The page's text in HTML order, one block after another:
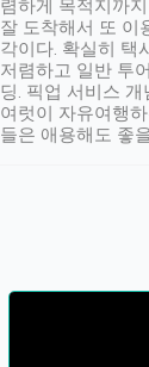
렴하게 목적지까지
잘 도착해서 또 이
각이다. 확실히 택
저렴하고 일반 투
딩. 픽업 서비스 개
여럿이 자유여행
들은 애용해도 좋